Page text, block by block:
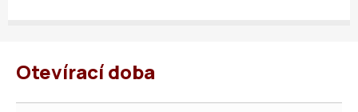
Otevírací doba